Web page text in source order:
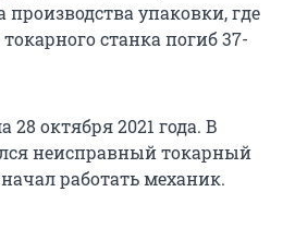
производства упаковки, где
станка погиб 37-
октября 2021 года. В
неисправный токарный
работать механик.